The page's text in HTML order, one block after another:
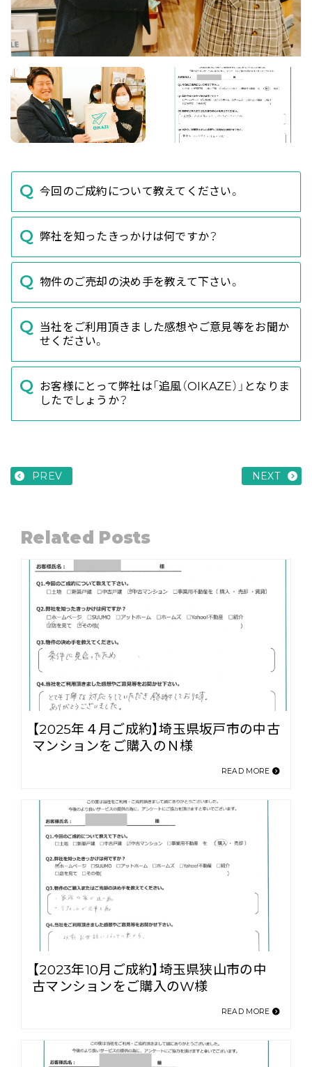
今回のご成約について教えてください。
弊社を知ったきっかけは何ですか？
物件のご売却の決め手を教えて下さい。
当社をご利用頂きました感想やご意見等をお聞か
せください。
お客様にとって弊社は「追風（OIKAZE）」となりま
したでしょうか？
PREV NEXT
Related Posts
【2025年４月ご成約】埼玉県坂戸市の中古
マンションをご購入のＮ様
READ MORE
【2023年10月ご成約】埼玉県狭山市の中
古マンションをご購入のW様
READ MORE